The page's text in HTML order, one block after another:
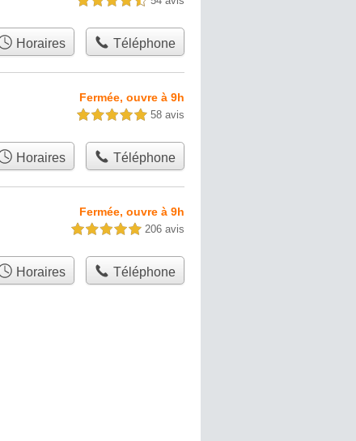
Horaires Téléphone
Fermée, ouvre à 9h
5,0 étoiles sur 5 58 avis
Horaires Téléphone
Fermée, ouvre à 9h
5,0 étoiles sur 5 206 avis
Horaires Téléphone